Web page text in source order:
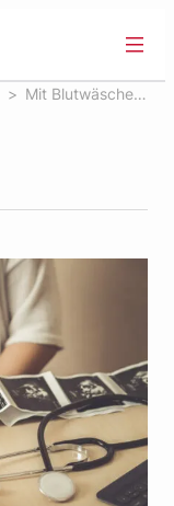
Mit Blutwäsche